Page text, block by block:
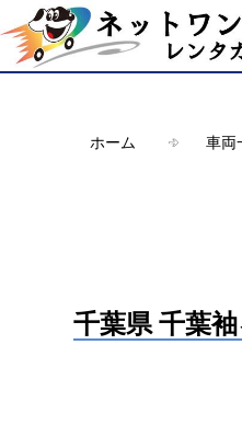
Warning: Undefined array key
ホーム 車両
千葉県 千葉